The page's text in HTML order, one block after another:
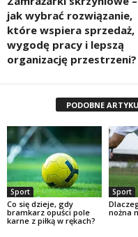
jak wybrać rozwiązanie,
które wspiera sprzedaż,
wygodę pracy i lepszą
organizację przestrzeni?
PODOBNE
Sport
Co się dzieje, gdy
bramkarz opuści pole
karne z piłką w rękach?
Sport
nożna